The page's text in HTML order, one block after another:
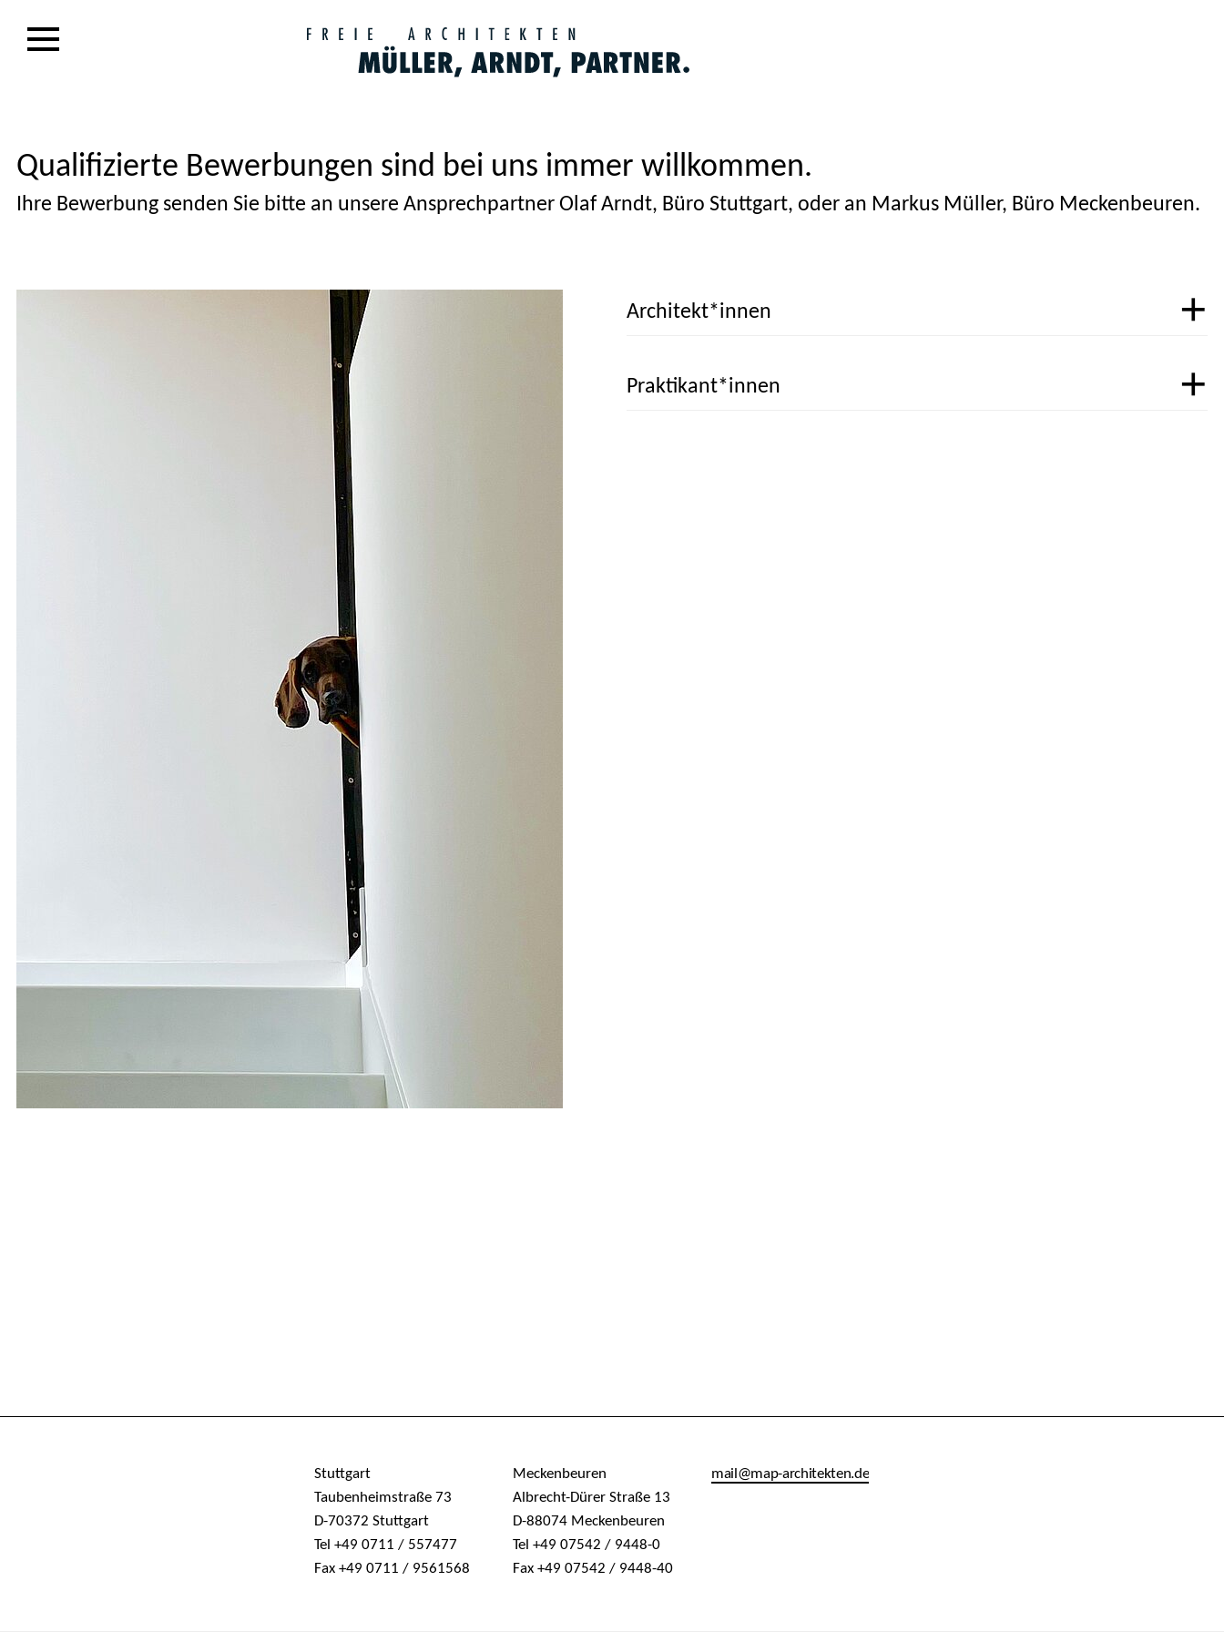
Qualifizierte Bewerbungen sind bei uns immer willkommen.
Ihre Bewerbung senden Sie bitte an unsere Ansprechpartner Olaf Arndt, Büro Stuttgart, oder an Markus Müller, Büro Meckenbeuren.
Architekt*innen
Praktikant*innen
Stuttgart
Taubenheimstraße 73
D-70372 Stuttgart
Tel +49 0711 / 557477
Fax +49 0711 / 9561568
Meckenbeuren
Albrecht-Dürer Straße 13
D-88074 Meckenbeuren
Tel +49 07542 / 9448-0
Fax +49 07542 / 9448-40
mail@map-architekten.de